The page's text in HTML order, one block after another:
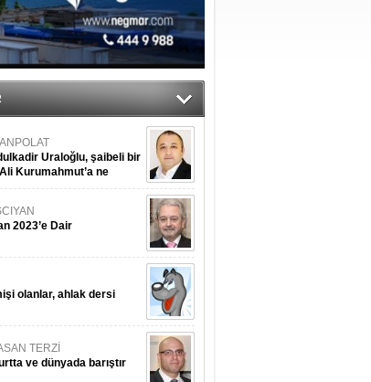
Uraloğlu, şaibeli bir
Kurumahmut’a ne
2023’e Dair
olanlar, ahlak dersi
TERZİ
ve dünyada barıştır